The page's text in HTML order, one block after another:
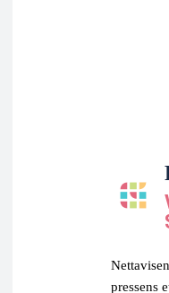
pressens